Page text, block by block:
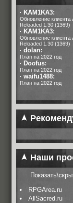
· KAM1KA3:
Обновление клиента
Reloaded 1.30 (1369)
· KAM1KA3:
Обновление клиента
Reloaded 1.30 (1369)
· dolan:
План на 2022 год
· Doofus:
План на 2022 год
· waifu1488:
План на 2022 год
Наши
RPGArea.ru
AllSacred.ru